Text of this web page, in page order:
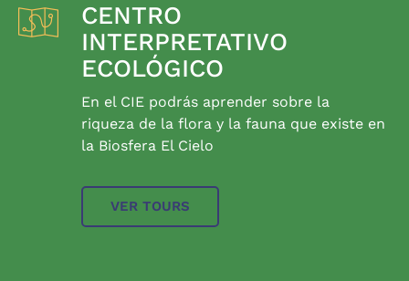
CENTRO
INTERPRETATIVO
ECOLÓGICO
En el CIE podrás aprender sobre la
riqueza de la flora y la fauna que existe en
la Biosfera El Cielo
VER TOURS